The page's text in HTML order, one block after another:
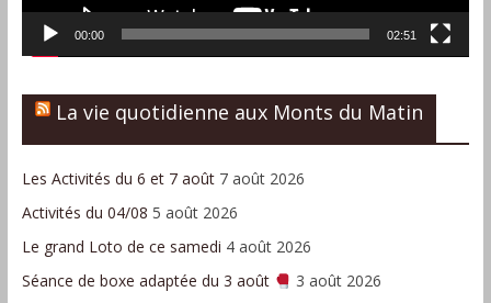
00:00 02:51
La vie quotidienne aux Monts du Matin
Les Activités du 6 et 7 août 7 août 2026
Activités du 04/08 5 août 2026
Le grand Loto de ce samedi 4 août 2026
Séance de boxe adaptée du 3 août
3 août 2026